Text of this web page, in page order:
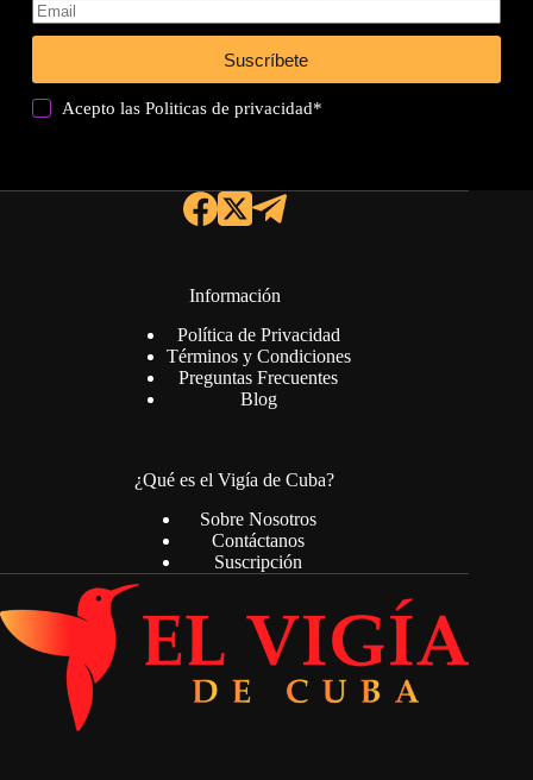
Suscríbete
Acepto lasPoliticas de privacidad*
Información
Política de Privacidad
Términos y Condiciones
Preguntas Frecuentes
Blog
¿Qué es el Vigía de Cuba?
Sobre Nosotros
Contáctanos
Suscripción